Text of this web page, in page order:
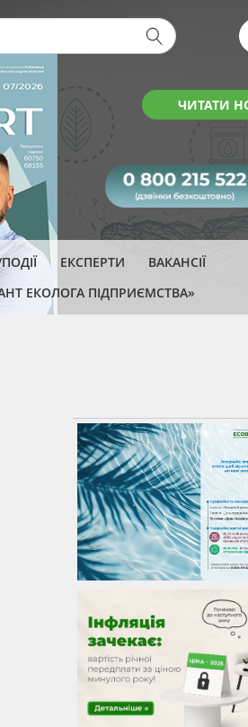
ЧИТАТИ
форма
ЕКСПЕРТИ
ВАКАНСІЇ
ЕКОЛОГА ПІДПРИЄМСТВА»